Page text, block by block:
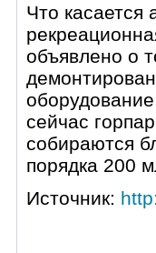
Что касается
объявлено о
сейчас
собираются
порядка 200
Источник: